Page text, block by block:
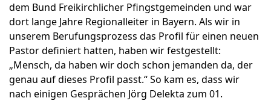
dem Bund Freikirchlicher Pfingstgemeinden und war
dort lange Jahre Regionalleiter in Bayern. Als wir in
unserem Berufungsprozess das Profil für einen neuen
Pastor definiert hatten, haben wir festgestellt:
„Mensch, da haben wir doch schon jemanden da, der
genau auf dieses Profil passt.“ So kam es, dass wir
nach einigen Gesprächen Jörg Delekta zum 01.